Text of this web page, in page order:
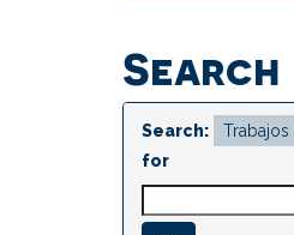
Search
Search:
for